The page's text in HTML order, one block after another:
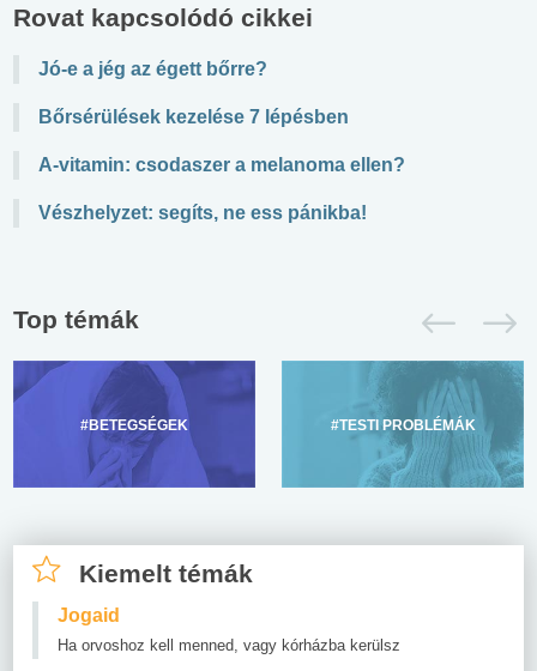
Rovat kapcsolódó cikkei
Jó-e a jég az égett bőrre?
Bőrsérülések kezelése 7 lépésben
A-vitamin: csodaszer a melanoma ellen?
Vészhelyzet: segíts, ne ess pánikba!
Top témák
#BETEGSÉGEK #TESTI PROBLÉMÁK
Kiemelt témák
Jogaid
Ha orvoshoz kell menned, vagy kórházba kerülsz